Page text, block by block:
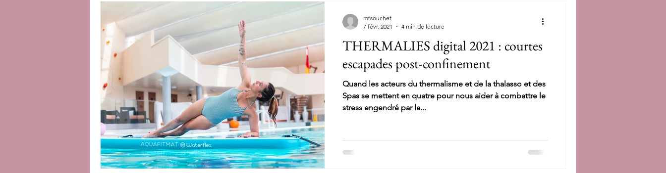
THERMALIES digital 2021 : courtes
escapades post-confinement
Quand les acteurs du thermalisme et de la thalasso et des
Spas se mettent en quatre pour nous aider à combattre le
stress engendré par la...
mfsouchet
7 févr. 2021
4 min de lecture